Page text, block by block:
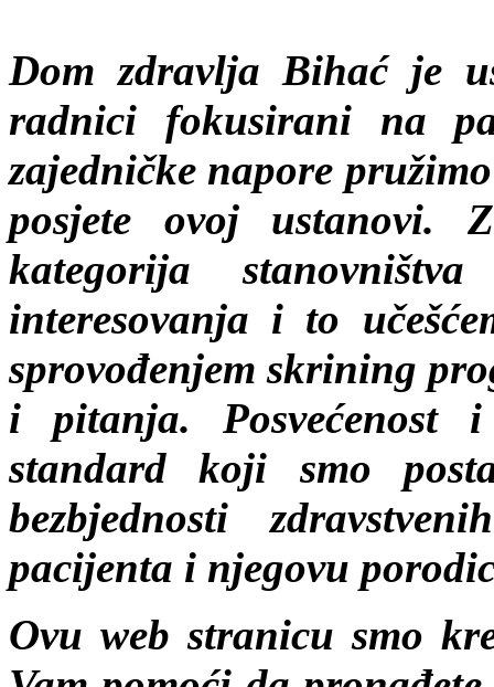
Dom zdravlja Bihać je
radnici fokusirani na
zajedničke napore
posjete ovoj ustanovi.
kategorija
interesovanja i to
sprovođenjem skrining
i pitanja. Posvećenost
standard koji smo
bezbjednosti
pacijenta i njegovu
Ovu web stranicu smo